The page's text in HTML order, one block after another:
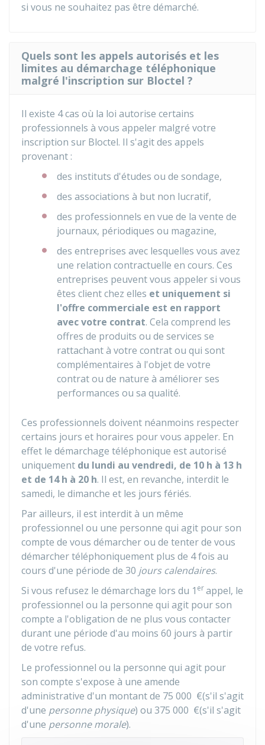
si vous ne souhaitez pas être démarché.
Quels sont les appels autorisés et les
limites au démarchage téléphonique
malgré l'inscription sur Bloctel ?
Il existe 4 cas où la loi autorise certains
professionnels à vous appeler malgré votre
inscription sur Bloctel. Il s'agit des appels
provenant :
des instituts d'études ou de sondage,
des associations à but non lucratif,
des professionnels en vue de la vente de
journaux, périodiques ou magazine,
des entreprises avec lesquelles vous avez
une relation contractuelle en cours. Ces
entreprises peuvent vous appeler si vous
êtes client chez elles et uniquement si
l'offre commerciale est en rapport
avec votre contrat. Cela comprend les
offres de produits ou de services se
rattachant à votre contrat ou qui sont
complémentaires à l'objet de votre
contrat ou de nature à améliorer ses
performances ou sa qualité.
Ces professionnels doivent néanmoins respecter
certains jours et horaires pour vous appeler. En
effet le démarchage téléphonique est autorisé
uniquement du lundi au vendredi, de 10 h à 13 h
et de 14 h à 20 h. Il est, en revanche, interdit le
samedi, le dimanche et les jours fériés.
Par ailleurs, il est interdit à un même
professionnel ou une personne qui agit pour son
compte de vous démarcher ou de tenter de vous
démarcher téléphoniquement plus de 4 fois au
cours d'une période de 30 jours calendaires.
Si vous refusez le démarchage lors du 1 erappel, le
professionnel ou la personne qui agit pour son
compte a l'obligation de ne plus vous contacter
durant une période d'au moins 60 jours à partir
de votre refus.
Le professionnel ou la personne qui agit pour
son compte s'expose à une amende
administrative d'un montant de 75 000 €(s'il s'agit
d'une personne physique) ou 375 000 €(s'il s'agit
d'une personne morale).